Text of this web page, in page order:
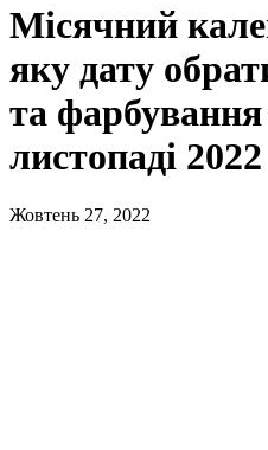
Місячний
яку дату
та фарбування
листопаді 2022
Жовтень 27, 2022